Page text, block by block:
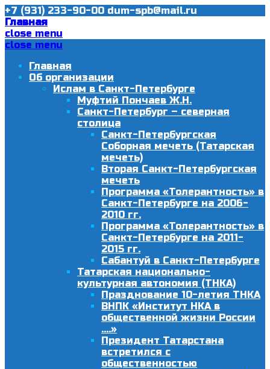
+7 (931) 233-90-00 dum-spb@mail.ru
Главная
close menu
close menu
Главная
Об организации
Ислам в Санкт-Петербурге
Муфтий Пончаев Ж.Н.
Санкт-Петербург – северная
столица
Санкт-Петербургская
Соборная мечеть (Татарская
мечеть)
Вторая Санкт-Петербургская
мечеть
Программа «Толерантность» в
Санкт-Петербурге на 2006-
2010 гг.
Программа «Толерантность» в
Санкт-Петербурге на 2011-
2015 гг.
Сабантуй в Санкт-Петербурге
Татарская национально-
культурная автономия (ТНКА)
Празднование 10-летия ТНКА
ВНПК «Институт НКА в
общественной жизни России
….»
Президент Татарстана
встретился с
общественностью